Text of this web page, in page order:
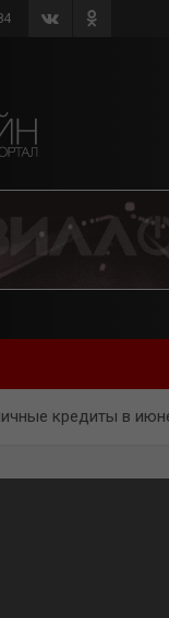
кредиты в